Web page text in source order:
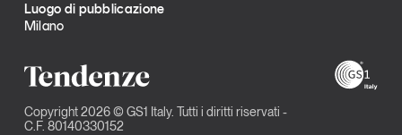
Luogo di pubblicazione
Milano
Copyright 2026 © GS1 Italy. Tutti i diritti riservati -
C.F. 80140330152